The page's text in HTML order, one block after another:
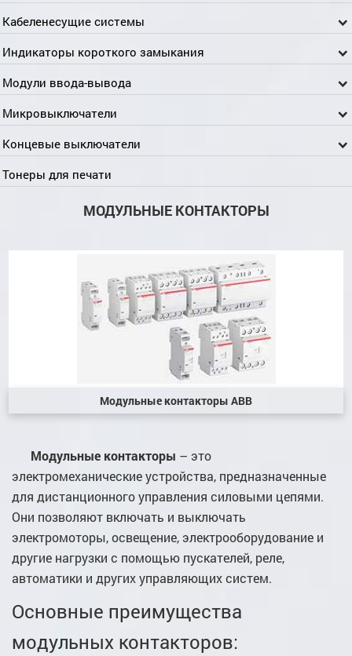
Кабеленесущие системы
Индикаторы короткого замыкания
Модули ввода-вывода
Микровыключатели
Концевые выключатели
Тонеры для печати
МОДУЛЬНЫЕ КОНТАКТОРЫ
Модульные контакторы ABB
Модульные контакторы – это
электромеханические устройства, предназначенные
для дистанционного управления силовыми цепями.
Они позволяют включать и выключать
электромоторы, освещение, электрооборудование и
другие нагрузки с помощью пускателей, реле,
автоматики и других управляющих систем.
Основные преимущества
модульных контакторов: